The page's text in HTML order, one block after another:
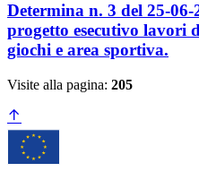
Determina n. 3 del 25-
progetto esecutivo lavori
giochi e area sportiva.
Visite alla pagina: 205